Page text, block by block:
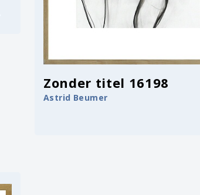
Zonder titel 16198
Astrid Beumer